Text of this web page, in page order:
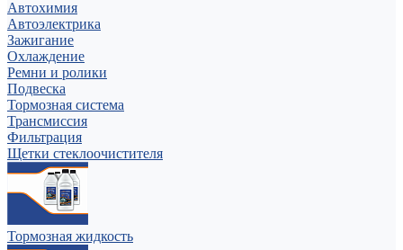
Автохимия
Автоэлектрика
Зажигание
Охлаждение
Ремни и ролики
Подвеска
Тормозная система
Трансмиссия
Фильтрация
Щетки стеклоочистителя
Тормозная жидкость